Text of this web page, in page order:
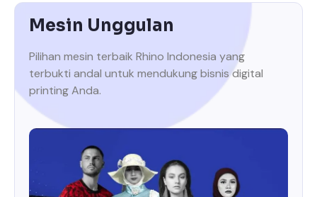
Mesin Unggulan
Pilihan mesin terbaik Rhino Indonesia yang
terbukti andal untuk mendukung bisnis digital
printing Anda.